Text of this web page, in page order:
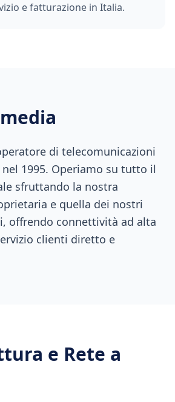
e fatturazione in Italia.
di telecomunicazioni
1995. Operiamo su tutto il
sfruttando la nostra
e quella dei nostri
offrendo connettività ad alta
clienti diretto e
e Rete a